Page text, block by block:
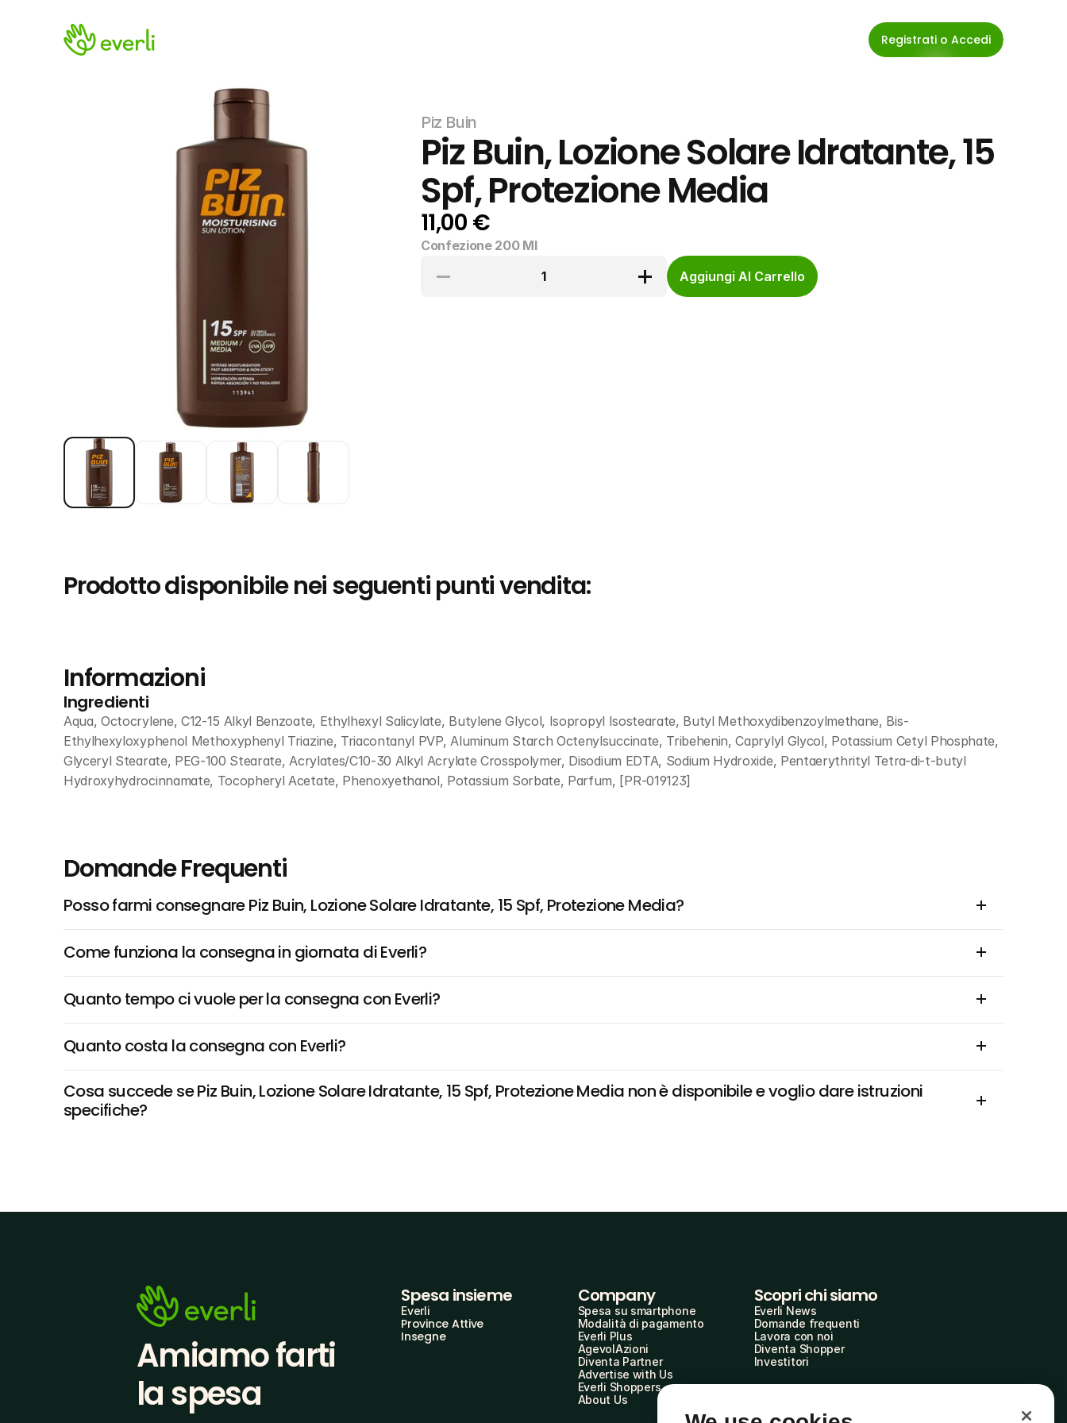
Registrati o Accedi
Piz Buin
Piz Buin, Lozione Solare Idratante, 15
Spf, Protezione Media
11,00 €
Confezione 200 Ml
1
Aggiungi Al Carrello
Prodotto disponibile nei seguenti punti vendita:
Informazioni
Ingredienti
Aqua, Octocrylene, C12-15 Alkyl Benzoate, Ethylhexyl Salicylate, Butylene Glycol, Isopropyl Isostearate, Butyl Methoxydibenzoylmethane, Bis-
Ethylhexyloxyphenol Methoxyphenyl Triazine, Triacontanyl PVP, Aluminum Starch Octenylsuccinate, Tribehenin, Caprylyl Glycol, Potassium Cetyl Phosphate,
Glyceryl Stearate, PEG-100 Stearate, Acrylates/C10-30 Alkyl Acrylate Crosspolymer, Disodium EDTA, Sodium Hydroxide, Pentaerythrityl Tetra-di-t-butyl
Hydroxyhydrocinnamate, Tocopheryl Acetate, Phenoxyethanol, Potassium Sorbate, Parfum, [PR-019123]
Domande Frequenti
Posso farmi consegnare Piz Buin, Lozione Solare Idratante, 15 Spf, Protezione Media?
Come funziona la consegna in giornata di Everli?
Quanto tempo ci vuole per la consegna con Everli?
Quanto costa la consegna con Everli?
Cosa succede se Piz Buin, Lozione Solare Idratante, 15 Spf, Protezione Media non è disponibile e voglio dare istruzioni
specifiche?
Amiamo farti
la spesa
Spesa insieme
Everli
Province Attive
Insegne
Company
Spesa su smartphone
Modalità di pagamento
Everli Plus
AgevolAzioni
Diventa Partner
Advertise with Us
Everli Shoppers
About Us
Scopri chi siamo
Everli News
Domande frequenti
Lavora con noi
Diventa Shopper
Investitori